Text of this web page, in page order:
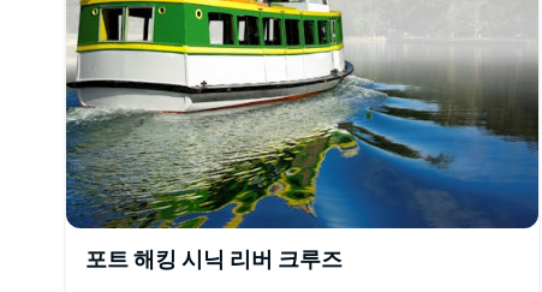
포트 해킹 시닉 리버 크루즈